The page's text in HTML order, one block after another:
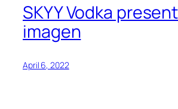
SKYY Vodka
imagen
April 6, 2022